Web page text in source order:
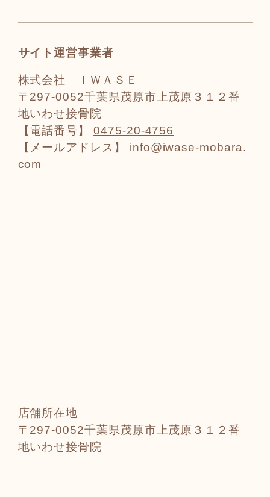
サイト運営事業者
株式会社 ＩＷＡＳＥ
〒297-0052千葉県茂原市上茂原３１２番
地いわせ接骨院
【電話番号】0475-20-4756
【メールアドレス】 info@iwase-mobara.
com
店舗所在地
〒297-0052千葉県茂原市上茂原３１２番
地いわせ接骨院